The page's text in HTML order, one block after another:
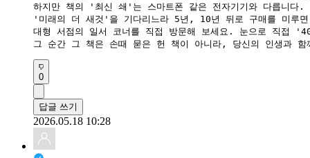
하지만 책의 '최신 쇄'는 스마트폰 같은 전자기기와 다릅니다
​'미래의 더 새것'을 기다리느라 5년, 10년 뒤로 구매를 미루
대형 서점의 일서 코너를 직접 방문해 보세요. 눈으로 직접
그 순간 그 책은 손때 묻은 헌 책이 아니라, 당신의 인생과
0
답글 쓰기
2026.05.18 10:28